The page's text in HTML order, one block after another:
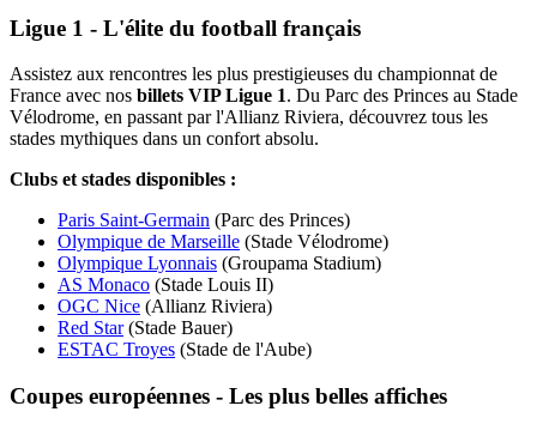
Ligue 1 - L'élite du football français
Assistez aux rencontres les plus prestigieuses du championnat de
France avec nos billets VIP Ligue 1. Du Parc des Princes au Stade
Vélodrome, en passant par l'Allianz Riviera, découvrez tous les
stades mythiques dans un confort absolu.
Clubs et stades disponibles :
Paris Saint-Germain (Parc des Princes)
Olympique de Marseille (Stade Vélodrome)
Olympique Lyonnais (Groupama Stadium)
AS Monaco (Stade Louis II)
OGC Nice (Allianz Riviera)
Red Star(Stade Bauer)
ESTAC Troyes (Stade de l'Aube)
Coupes européennes - Les plus belles affiches